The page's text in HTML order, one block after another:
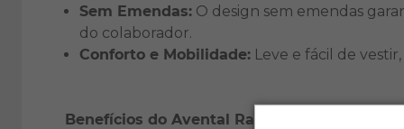
Sem Emendas: O design sem emendas
do colaborador.
Conforto e Mobilidade: Leve e fácil de
Benefícios do Avental Raspa sem Emendas: